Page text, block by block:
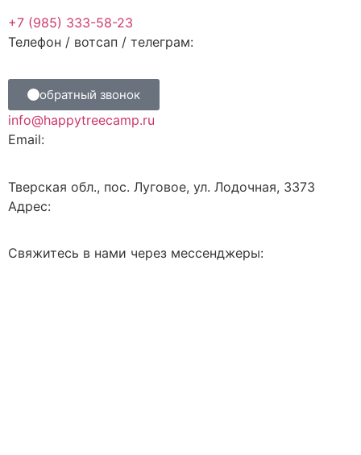
+7 (985) 333-58-23
Телефон / вотсап / телеграм:
обратный звонок
info@happytreecamp.ru
Email:
Тверская обл., пос. Луговое, ул. Лодочная, 3373
Адрес:
Свяжитесь в нами через мессенджеры: